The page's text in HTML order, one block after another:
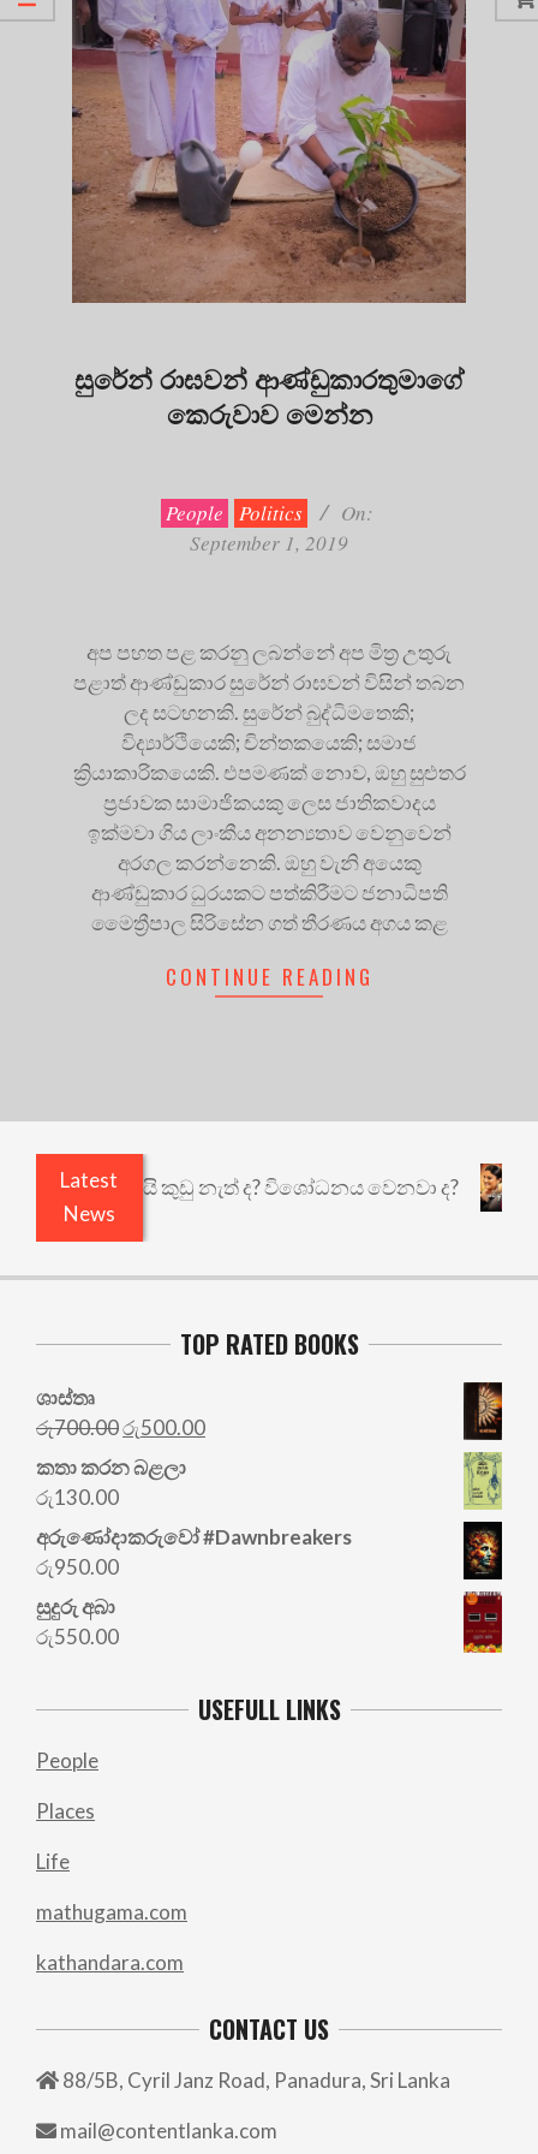
සුරේන් රාඝවන් ආණ්ඩුකාරතුමාගේ
කෙරුවාව මෙන්න
People Politics
On:
September 1, 2019
අප පහත පළ කරනු ලබන්නේ අප මිත්‍ර උතුරු
පළාත් ආණ්ඩුකාර සුරේන් රාඝවන් විසින් තබන
ලද සටහනකි. සුරේන් බුද්ධිමතෙකි;
විද්‍යාර්ථියෙකි; චින්තකයෙකි; සමාජ
ක්‍රියාකාරිකයෙකි. එපමණක් නොව, ඔහු සුළුතර
ප්‍රජාවක සාමාජිකයකු ලෙස ජාතිකවාදය
ඉක්මවා ගිය ලාංකීය අනන්‍යතාව වෙනුවෙන්
අරගල කරන්නෙකි. ඔහු වැනි අයෙකු
ආණ්ඩුකාර ධුරයකට පත්කිරීමට ජනාධිපති
මෛත්‍රීපාල සිරිසේන ගත් තීරණය අගය කළ
CONTINUE READING
Latest
News
ඇතුළෙයි කුඩු නැත් ද? විශෝධනය වෙනවා ද?
TOP RATED BOOKS
ශාස්තෘ
රු700.00Original
price
was:
රු500.00Current
කතා කරන බළලා
රු130.00
අරු‍ණෝදාකරුවෝ #Dawnbreakers
රු950.00
සුදුරු අබා
රු550.00
USEFULL LINKS
People
Places
Life
mathugama.com
kathandara.com
CONTACT US
88/5B, Cyril Janz Road, Panadura, Sri Lanka
mail@contentlanka.com